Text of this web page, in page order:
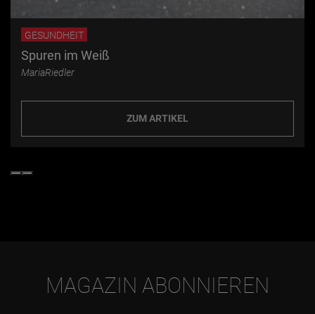
GESUNDHEIT
Spuren im Weiß
MariaRiedler
ZUM ARTIKEL
MAGAZIN ABONNIEREN